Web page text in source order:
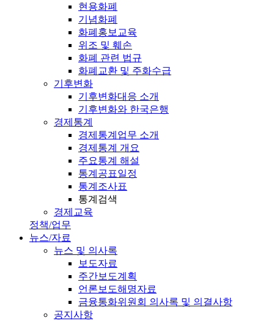
현용화폐
기념화폐
화폐홍보교육
위조 및 훼손
화폐 관련 법규
화폐교환 및 주화수급
기후변화
기후변화대응 소개
기후변화와 한국은행
경제통계
경제통계업무 소개
경제통계 개요
주요통계 해설
통계공표일정
통계조사표
통계검색
경제교육
정책/업무
뉴스/자료
뉴스 및 의사록
보도자료
주간보도계획
언론보도해명자료
금융통화위원회 의사록 및 의결사항
공지사항